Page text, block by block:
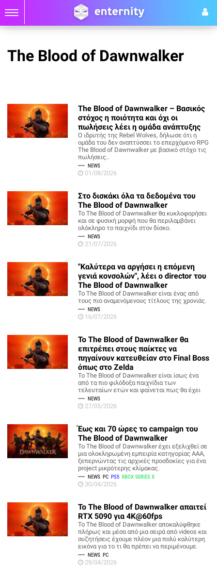
The Blood of Dawnwalker
The Blood of Dawnwalker – Βασικός
στόχος η ποιότητα και όχι οι
πωλήσεις λέει η ομάδα ανάπτυξης
Ο ιδρυτής της Rebel Wolves, δήλωσε ότι η
ομάδα του δεν αναπτύσσει το επερχόμενο RPG
The Blood of Dawnwalker με βασικό στόχο τις
πωλήσεις..
NEWS
01/08/2026
Στο δισκάκι όλα τα δεδομένα του
The Blood of Dawnwalker
Το The Blood of Dawnwalker θα κυκλοφορήσει
και σε φυσική μορφή που θα περιλαμβάνει
ολόκληρο το παιχνίδι στον δίσκο.
NEWS
21/07/2026
"Καλύτερα να αργήσει η επόμενη
γενιά κονσολών", λέει ο director του
The Blood of Dawnwalker
Το The Blood of Dawnwalker είναι ένας από
τους πιο αναμενόμενους τίτλους της χρονιάς.
NEWS
16/07/2026
Το The Blood of Dawnwalker θα
επιτρέπει στους παίκτες να
πηγαίνουν κατευθείαν στο Final Boss
όπως στο Zelda
Το The Blood of Dawnwalker είναι ίσως ένα
από τα πιο φιλόδοξα παιχνίδια των
τελευταίων ετών και φαίνεται πως θα έχει
NEWS
27/05/2026
Έως και 70 ώρες το campaign του
The Blood of Dawnwalker
Το The Blood of Dawnwalker έχει εξελιχθεί σε
μια ολοκληρωμένη εμπειρία κατηγορίας AAA,
ξεπερνώντας τις αρχικές προσδοκίες για ένα
project μικρότερης κλίμακας.
NEWS PC PS5 XBOX SERIES X
30/04/2026
Το The Blood of Dawnwalker απαιτεί
RTX 5090 για 4Κ@60fps
Το The Blood of Dawnwalker αποκαλύφθηκε
πλήρως και μέσα από μια σειρά από videos και
συζητήσεις έχουμε πλέον μια πολύ καλύτερη
εικόνα για το τι θα πρέπει να περιμένουμε.
NEWS PC
29/04/2026